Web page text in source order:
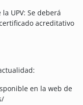
UPV: Se deberá
acreditativo
en la web de